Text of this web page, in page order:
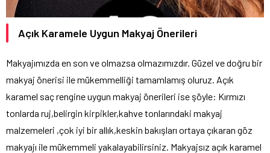
Açık Karamele Uygun Makyaj Önerileri
Makyajımızda en son ve olmazsa olmazımızdır. Güzel ve doğru bir
makyaj önerisi ile mükemmelliği tamamlamış oluruz. Açık
karamel saç rengine uygun makyaj önerileri ise şöyle: Kırmızı
tonlarda ruj,belirgin kirpikler,kahve tonlarındaki makyaj
malzemeleri ,çok iyi bir allık,keskin bakışları ortaya çıkaran göz
makyajı ile mükemmeli yakalayabilirsiniz. Makyajsız açık karamel